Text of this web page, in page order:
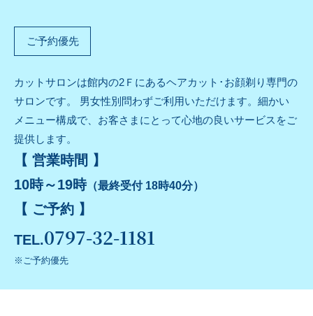
ご予約優先
カットサロンは館内の2Ｆにあるヘアカット･お顔剃り専門の
サロンです。 男女性別問わずご利用いただけます。細かい
メニュー構成で、お客さまにとって心地の良いサービスをご
提供します。
【 営業時間 】
10時～19時（最終受付 18時40分）
【 ご予約 】
TEL.0797-32-1181
※ご予約優先